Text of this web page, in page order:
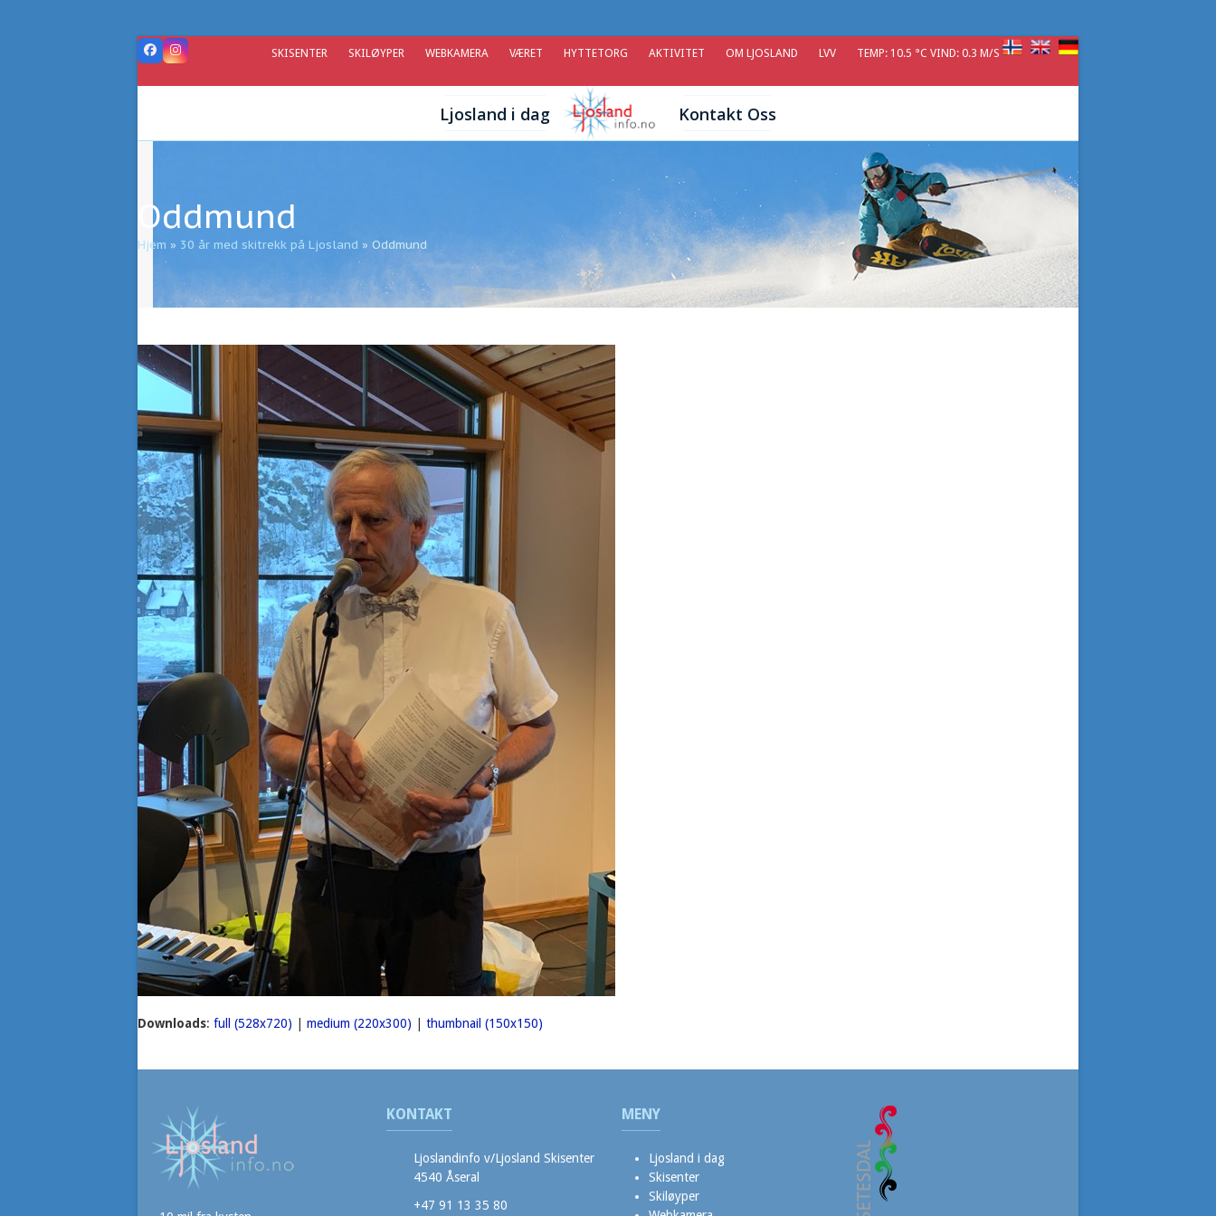
FacebookInstagram SKISENTER SKILØYPER WEBKAMERA VÆRET HYTTETORG AKTIVITET OM LJOSLAND LVV TEMP: 10.5 °C VIND: 0.3 M/S
Ljosland i dag Kontakt Oss
Oddmund
Hjem » 30 år med skitrekk på Ljosland » Oddmund
Downloads: full (528x720) medium (220x300) thumbnail (150x150)
KONTAKT
Ljoslandinfo v/Ljosland Skisenter
4540 Åseral
+47 91 13 35 80
MENY
Ljosland i dag
Skisenter
Skiløyper